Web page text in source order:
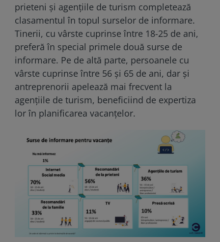
prieteni și agențiile de turism completează
clasamentul în topul surselor de informare.
Tinerii, cu vârste cuprinse între 18-25 de ani,
preferă în special primele două surse de
informare. Pe de altă parte, persoanele cu
vârste cuprinse între 56 și 65 de ani, dar și
antreprenorii apelează mai frecvent la
agențiile de turism, beneficiind de expertiza
lor în planificarea vacanțelor.